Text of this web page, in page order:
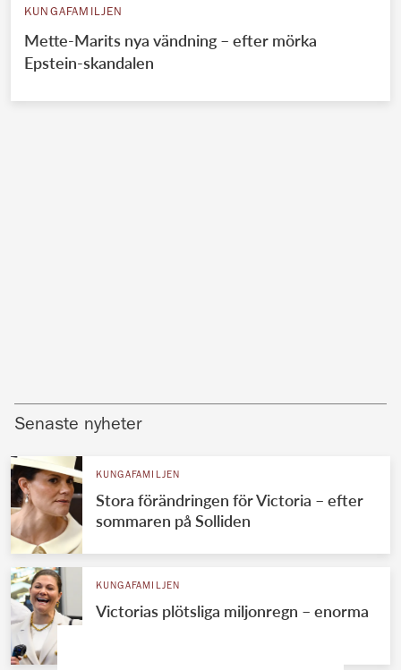
KUNGAFAMILJEN
Mette-Marits nya vändning – efter mörka
Epstein-skandalen
Senaste nyheter
KUNGAFAMILJEN
Stora förändringen för Victoria – efter
sommaren på Solliden
KUNGAFAMILJEN
Victorias plötsliga miljonregn – enorma